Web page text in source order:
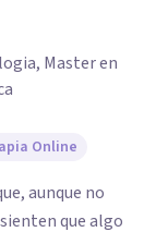
Master en
Online
aunque no
que algo